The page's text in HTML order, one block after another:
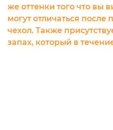
же оттенки того что вы
могут отличаться после
чехол. Также
запах, который в